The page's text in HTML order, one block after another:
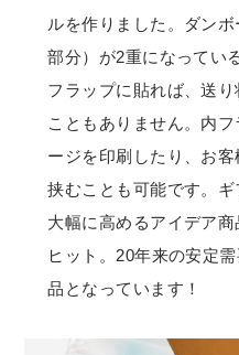
ルを作りました。ダン
部分）が2重になってい
フラップに貼れば、送
こともありません。内
ージを印刷したり、お
挟むことも可能です。
大幅に高めるアイデア
ヒット。20年来の安定
品となっています！